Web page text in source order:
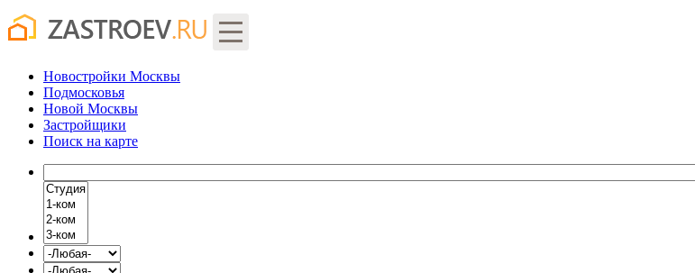
Новостройки Москвы
Подмосковья
Новой Москвы
Застройщики
Поиск на карте